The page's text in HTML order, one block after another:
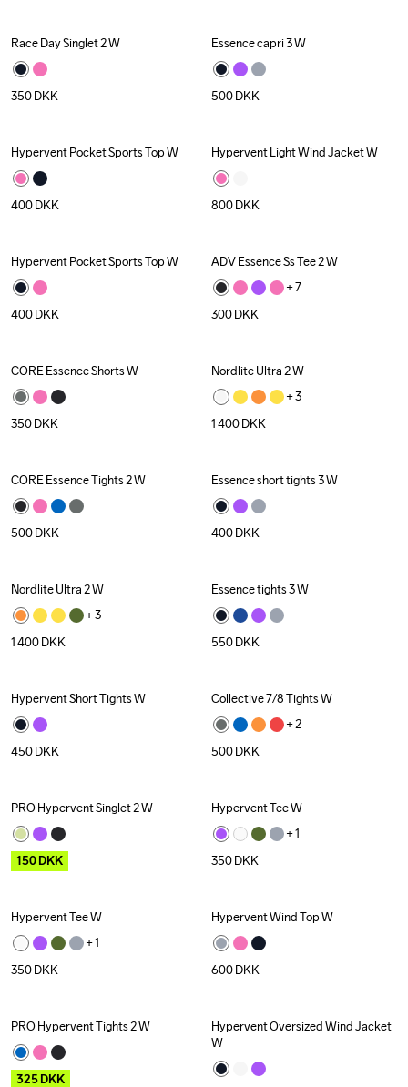
Race Day Singlet 2 W
350DKK
Essence capri 3 W
500DKK
Hypervent Pocket Sports Top W
400DKK
Hypervent Light Wind Jacket W
800DKK
Hypervent Pocket Sports Top W
400DKK
ADV Essence Ss Tee 2 W
+ 7
300DKK
CORE Essence Shorts W
350DKK
Nordlite Ultra 2 W
+ 3
1 400DKK
CORE Essence Tights 2 W
500DKK
Essence short tights 3 W
400DKK
Nordlite Ultra 2 W
+ 3
1 400DKK
Essence tights 3 W
550DKK
Hypervent Short Tights W
450DKK
Collective 7/8 Tights W
+ 2
500DKK
Outlet
PRO Hypervent Singlet 2 W
150DKK
Hypervent Tee W
+ 1
350DKK
Hypervent Tee W
+ 1
350DKK
Hypervent Wind Top W
600DKK
Outlet
PRO Hypervent Tights 2 W
325DKK
Hypervent Oversized Wind Jacket
W